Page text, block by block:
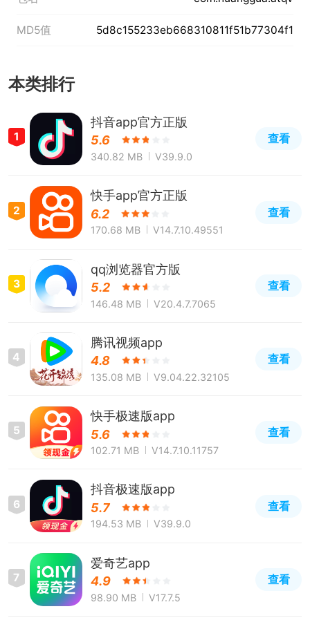
MD5值 5d8c155233eb668310811f51b77304f1
本类排行
1
抖音app官方正版
5.6
340.82 MB V39.9.0
查看
2
快手app官方正版
6.2
170.68 MB V14.7.10.49551
查看
3
qq浏览器官方版
5.2
146.48 MB V20.4.7.7065
查看
4
腾讯视频app
4.8
135.08 MB V9.04.22.32105
查看
5
快手极速版app
5.6
102.71 MB V14.7.10.11757
查看
6
抖音极速版app
5.7
194.53 MB V39.9.0
查看
7
爱奇艺app
4.9
98.90 MB V17.7.5
查看